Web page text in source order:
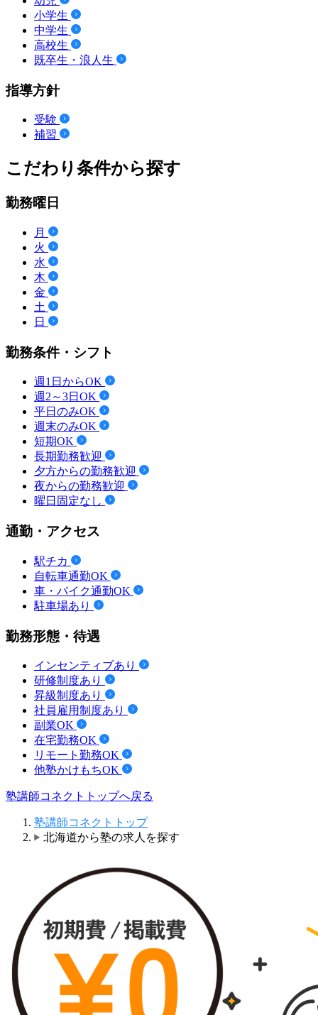
小学生
中学生
高校生
既卒生・浪人生
指導方針
受験
補習
こだわり条件から探す
勤務曜日
月
火
水
木
金
土
日
勤務条件・シフト
週1日からOK
週2～3日OK
平日のみOK
週末のみOK
短期OK
長期勤務歓迎
夕方からの勤務歓迎
夜からの勤務歓迎
曜日固定なし
通勤・アクセス
駅チカ
自転車通勤OK
車・バイク通勤OK
駐車場あり
勤務形態・待遇
インセンティブあり
研修制度あり
昇級制度あり
社員雇用制度あり
副業OK
在宅勤務OK
リモート勤務OK
他塾かけもちOK
塾講師コネクトトップへ戻る
塾講師コネクトトップ
北海道から塾の求人を探す